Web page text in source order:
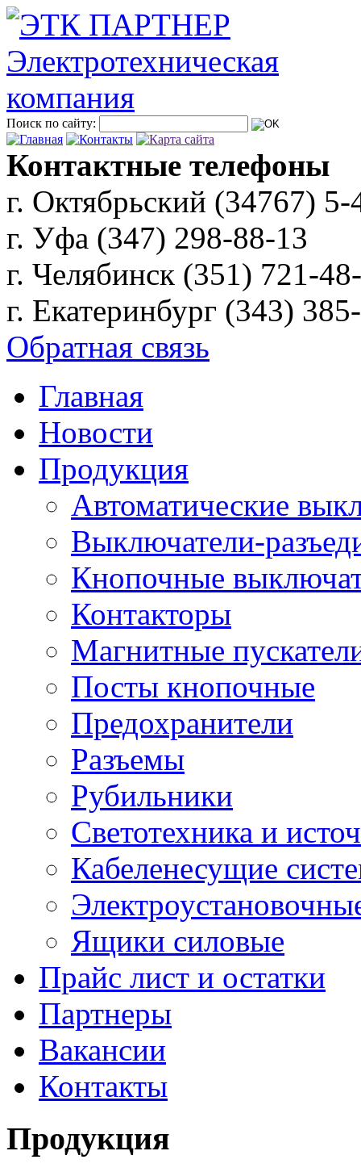
Поиск по сайту:
Контактные телефоны
г. Октябрьский (34767) 5-
г. Уфа (347) 298-88-13
г. Челябинск (351) 721-
г. Екатеринбург (343)
Обратная связь
Главная
Новости
Продукция
Автоматические
Выключатели-
Кнопочные
Контакторы
Магнитные
Посты кнопочные
Предохранители
Разъемы
Рубильники
Светотехника и
Кабеленесущие
Ящики силовые
Прайс лист и остатки
Партнеры
Вакансии
Контакты
Продукция